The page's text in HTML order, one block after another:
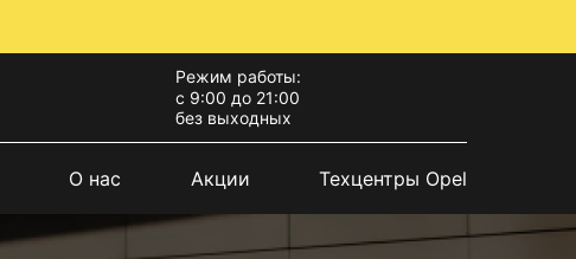
Режим работы:
с 9:00 до 21:00
без выходных
О нас Акции Техцентры Opel